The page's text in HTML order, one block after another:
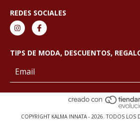
REDES SOCIALES
TIPS DE MODA, DESCUENTOS,
COPYRIGHT KALMA INNATA - 2026. TODOS LOS